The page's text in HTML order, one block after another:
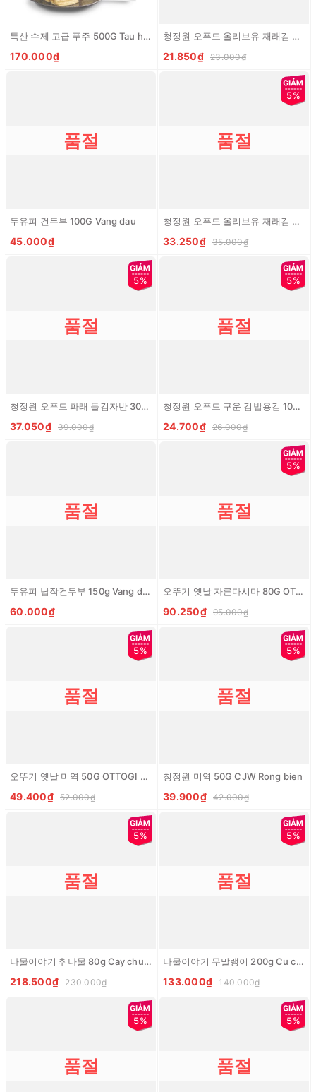
특산 수제 고급 푸주 500G Tau hu ky
170.000₫
청정원 오푸드 올리브유 재래김 2개입*5G CJW Ofood La kim tam dau oliu
21.850₫ 23.000₫
품절
두유피 건두부 100G Vang dau
45.000₫
5%
품절
청정원 오푸드 올리브유 재래김 CJW Ofood La kim tam dau olive
33.250₫ 35.000₫
5%
품절
청정원 오푸드 파래 돌김자반 30G CJW Ofood Rong bien gion an lien vi truyen thong
37.050₫ 39.000₫
5%
품절
청정원 오푸드 구운 김밥용김 10G CJW Ofood La kim cuon com
24.700₫ 26.000₫
품절
두유피 납작건두부 150g Vang dau
60.000₫
5%
품절
오뚜기 옛날 자른다시마 80G OTTOGI Tao bien cat khuc
90.250₫ 95.000₫
5%
품절
오뚜기 옛날 미역 50G OTTOGI Rong bien
49.400₫ 52.000₫
5%
품절
청정원 미역 50G CJW Rong bien
39.900₫ 42.000₫
5%
품절
나물이야기 취나물 80g Cay chuynamul kho
218.500₫ 230.000₫
5%
품절
나물이야기 무말랭이 200g Cu cai kho
133.000₫ 140.000₫
5%
품절
5%
품절